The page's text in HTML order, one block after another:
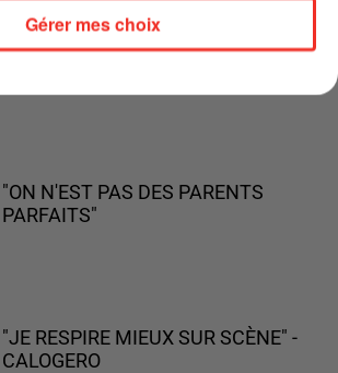
"ON A TOUS LE TRAC"
"ON N'EST PAS DES PARENTS
PARFAITS"
"JE RESPIRE MIEUX SUR SCÈNE" -
CALOGERO
Gérer mes choix